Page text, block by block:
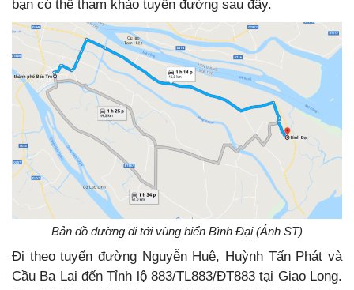
bạn có thể tham khảo tuyến đường sau đây.
Bản đồ đường đi tới vùng biển Bình Đại (Ảnh ST)
Đi theo tuyến đường Nguyễn Huệ, Huỳnh Tấn Phát và
Cầu Ba Lai đến Tỉnh lộ 883/TL883/ĐT883 tại Giao Long.